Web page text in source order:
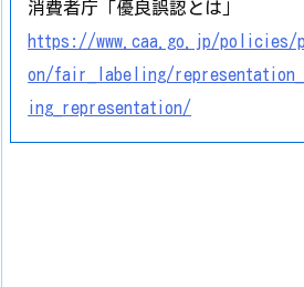
消費者庁「優良誤認とは」
https://www.caa.go.jp/policies/
on/fair_labeling/
ing_representation/